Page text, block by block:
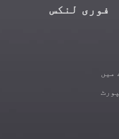
فوری لنکس
میں